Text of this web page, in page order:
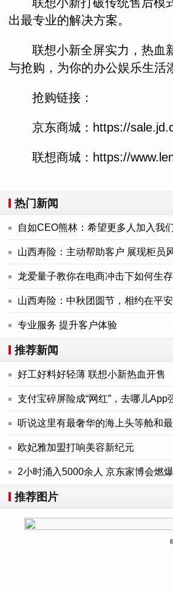
出最专业的解决方案。
联想小新全屏实力，热血
与抢购，为你的办公娱乐生活
抢购链接：
京东商城：https://
联想商城：https://
热门新闻
自如CEO熊林：希望更多人加入我
山西寿险：主动帮助客户 展现柜员
龙爱量子教你在电商冲击下如何生
山西寿险：中秋团圆节，相约在平安
专业服务 提升客户体验
推荐新闻
好工好料好轻薄 联想小新热血开售
支付宝碎屏险成“网红”，去哪儿App
听说这里有最奢华的海上头等舱和
欧妃雅加盟打响美容新纪元
2小时涌入5000余人 京东家博会燃
推荐图片